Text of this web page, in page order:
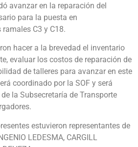
avanzar en la reparación del
para la puesta en
C3 y C18.
hacer a la brevedad el inventario
evaluar los costos de reparación de
de talleres para avanzar en este
coordinado por la SOF y será
la Subsecretaría de Transporte
estuvieron representantes de
LEDESMA, CARGILL